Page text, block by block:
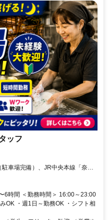
ッフ
車場完備）、JR中央本線「奈良
6時間 ＜勤務時間＞ 16:00～23:00
OK ・週1日～勤務OK ・シフト相